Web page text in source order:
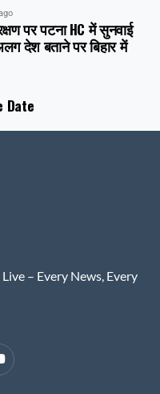
पर पटना HC में सुनवाई
देश बताने पर बिहार में
Date
– Every News, Every